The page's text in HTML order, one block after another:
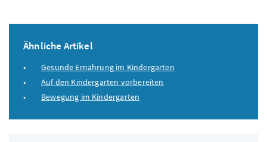
Ähnliche Artikel
Gesunde Ernährung im Kindergarten
Auf den Kindergarten vorbereiten
Bewegung im Kindergarten